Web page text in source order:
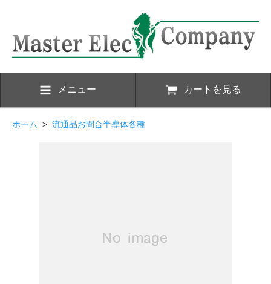
メニュー カートを見る
ホーム > 流通品お問合半導体各種